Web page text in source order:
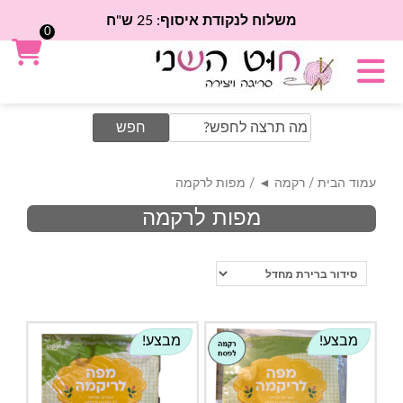
משלוח לנקודת איסוף: 25 ש"ח
Search
for:
עמוד הבית / רקמה ◄ / מפות לרקמה
מפות לרקמה
מבצע! מבצע!
0